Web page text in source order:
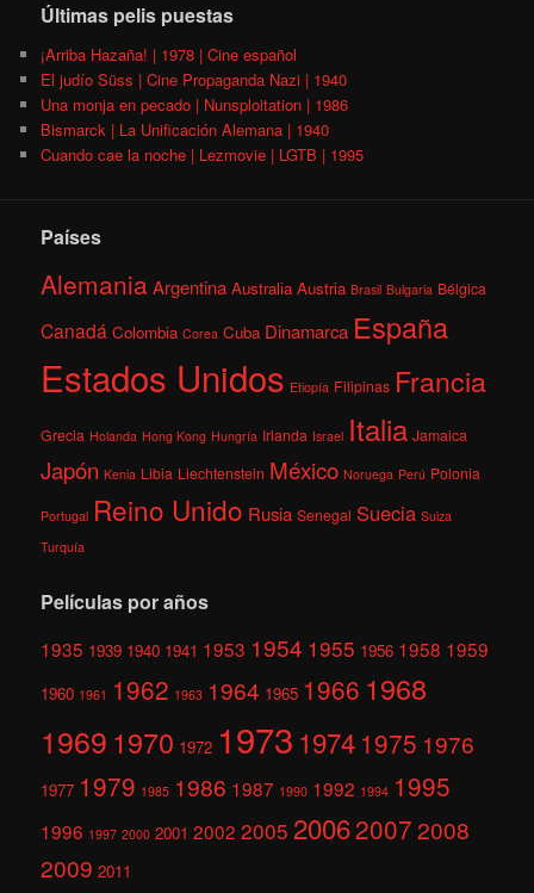
Últimas pelis puestas
¡Arriba Hazaña! | 1978 | Cine español
El judío Süss | Cine Propaganda Nazi | 1940
Una monja en pecado | Nunsploitation | 1986
Bismarck | La Unificación Alemana | 1940
Cuando cae la noche | Lezmovie | LGTB | 1995
Países
AlemaniaArgentina Australia Austria Brasil Bulgaria Bélgica
Canadá Colombia Corea Cuba Dinamarca España
Estados Unidos Etiopía Filipinas Francia
Grecia Holanda Hong Kong Hungría Irlanda Israel Italia Jamaica
Japón Kenia Libia Liechtenstein México Noruega Perú Polonia
Portugal Reino Unido Rusia Senegal Suecia Suiza
Turquía
Películas por años
1935 1939 1940 1941 1953 1954 1955 1956 1958 1959
1960 1961 1962 1963 1964 1965 1966 1968
1969 1970 1972 1973 1974 1975 1976
1977 1979 1985 1986 1987 1990 1992 1994 1995
1996 1997 2000 2001 2002 2005 200620072008
2009 2011